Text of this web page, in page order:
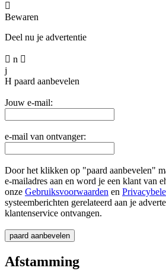

Bewaren
Deel nu je advertentie
 n 
j
H paard aanbevelen
Jouw e-mail:
e-mail van ontvanger:
Door het klikken op "paard aanbevelen"
e-mailadres aan en word je een klant van
onze Gebruiksvoorwaarden en
systeemberichten gerelateerd aan je
klantenservice ontvangen.
Afstamming